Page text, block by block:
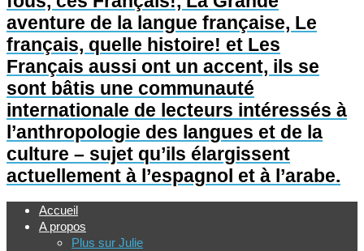
aventure de la langue française, Le
français, quelle histoire! et Les
Français aussi ont un accent, ils se
sont bâtis une communauté
internationale de lecteurs intéressés à
l’anthropologie des langues et de la
culture – sujet qu’ils élargissent
actuellement à l’espagnol et à l’arabe.
Accueil
A propos
Plus sur Julie